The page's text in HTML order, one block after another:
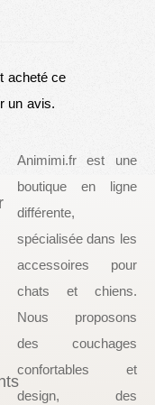
acheté ce
un avis.
Animimi.fr est une
boutique en ligne
différente,
spécialisée dans les
accessoires pour
chats et chiens.
Nous proposons
des couchages
confortables et
design, des